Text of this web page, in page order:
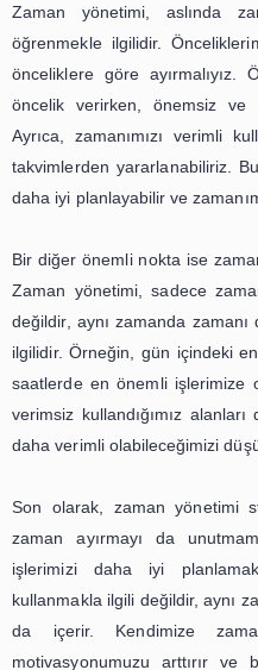
Sonuç olarak, zaman
başarıya ulaşmak için
belirleyin, bir plan
iyi bir şekilde planlayın
doğru bir şekilde
Bu başlık
yönetiminin
hedeflerin
hedeflere göre
vurgulanabilir
Zaman yönetimi,